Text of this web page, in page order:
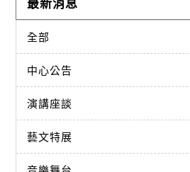
最新消息
全部
中心公告
演講座談
藝文特展